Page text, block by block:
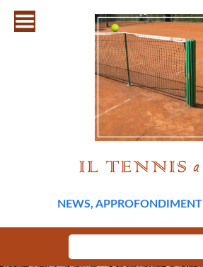
NEWS,
per: